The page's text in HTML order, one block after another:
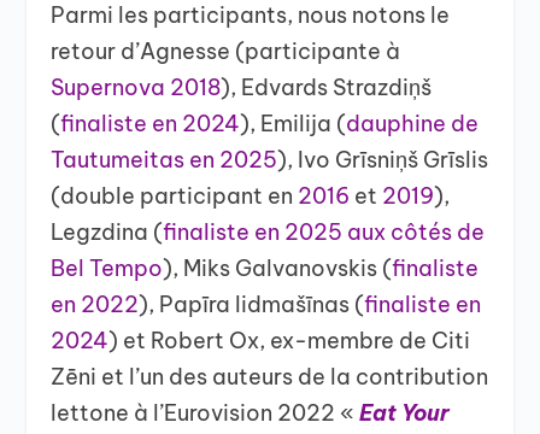
Parmi les participants, nous notons le
retour d’Agnesse (participante à
Supernova 2018), Edvards Strazdiņš
(finaliste en 2024), Emilija (dauphine de
Tautumeitas en 2025), Ivo Grīsniņš Grīslis
(double participant en 2016 et 2019),
Legzdina (finaliste en 2025 aux côtés de
Bel Tempo), Miks Galvanovskis (finaliste
en 2022), Papīra lidmašīnas (finaliste en
2024) et Robert Ox, ex-membre de Citi
Zēni et l’un des auteurs de la contribution
lettone à l’Eurovision 2022 «Eat Your